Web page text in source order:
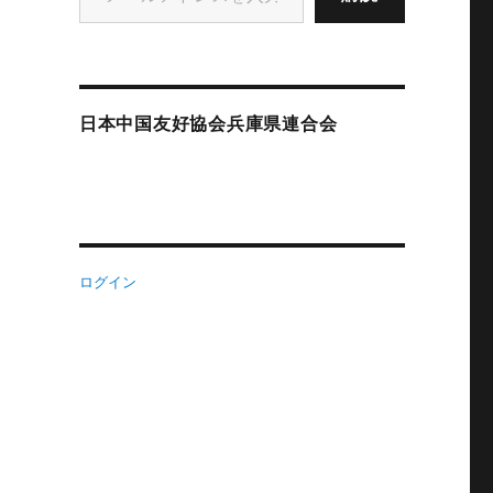
日本中国友好協会兵庫県連合会
ログイン